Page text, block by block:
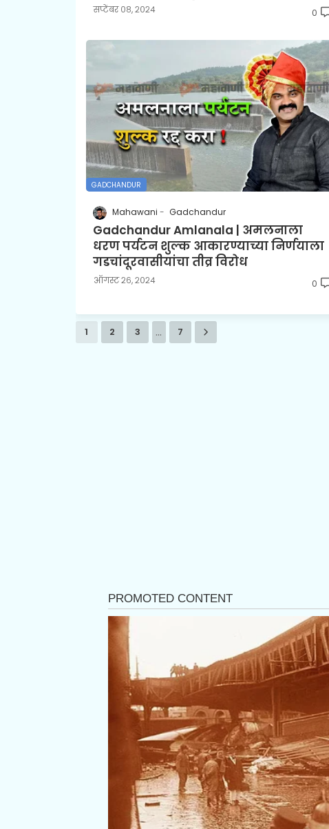
सप्टेंबर ०८, २०२४ 0
GADCHANDUR
Mahawani Gadchandur
Gadchandur Amlanala | अमलनाला
धरण पर्यटन शुल्क आकारण्याच्या निर्णयाला
गडचांदूरवासीयांचा तीव्र विरोध
ऑगस्ट २६, २०२४ 0
1 2 3 ... 7